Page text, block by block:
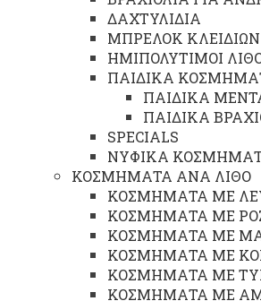
ΔΑΧΤΥΛΙΔΙΑ
ΜΠΡΕΛΟΚ
ΗΜΙΠΟΛΥΤΙΜΟΙ
ΠΑΙΔΙΚΑ
ΠΑΙΔΙΚΑ
ΠΑΙΔΙΚΑ
SPECIALS
ΝΥΦΙΚΑ
ΚΟΣΜΗΜΑΤΑ ΑΝΑ ΛΙΘΟ
ΚΟΣΜΗΜΑΤΑ ΜΕ
ΚΟΣΜΗΜΑΤΑ ΜΕ
ΚΟΣΜΗΜΑΤΑ ΜΕ
ΚΟΣΜΗΜΑΤΑ ΜΕ
ΚΟΣΜΗΜΑΤΑ ΜΕ
ΚΟΣΜΗΜΑΤΑ ΜΕ